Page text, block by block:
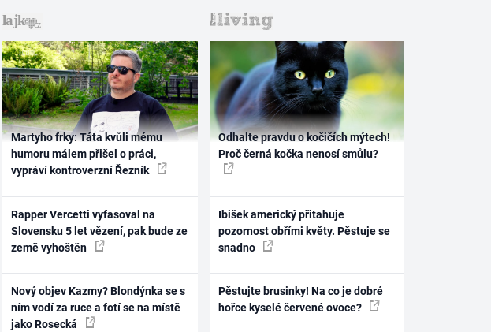
Martyho frky: Táta kvůli mému
humoru málem přišel o práci,
vypráví kontroverzní Řezník
Rapper Vercetti vyfasoval na
Slovensku 5 let vězení, pak bude ze
země vyhoštěn
Nový objev Kazmy? Blondýnka se s
ním vodí za ruce a fotí se na místě
jako Rosecká
Odhalte pravdu o kočičích mýtech!
Proč černá kočka nenosí smůlu?
Ibišek americký přitahuje
pozornost obřími květy. Pěstuje se
snadno
Pěstujte brusinky! Na co je dobré
hořce kyselé červené ovoce?